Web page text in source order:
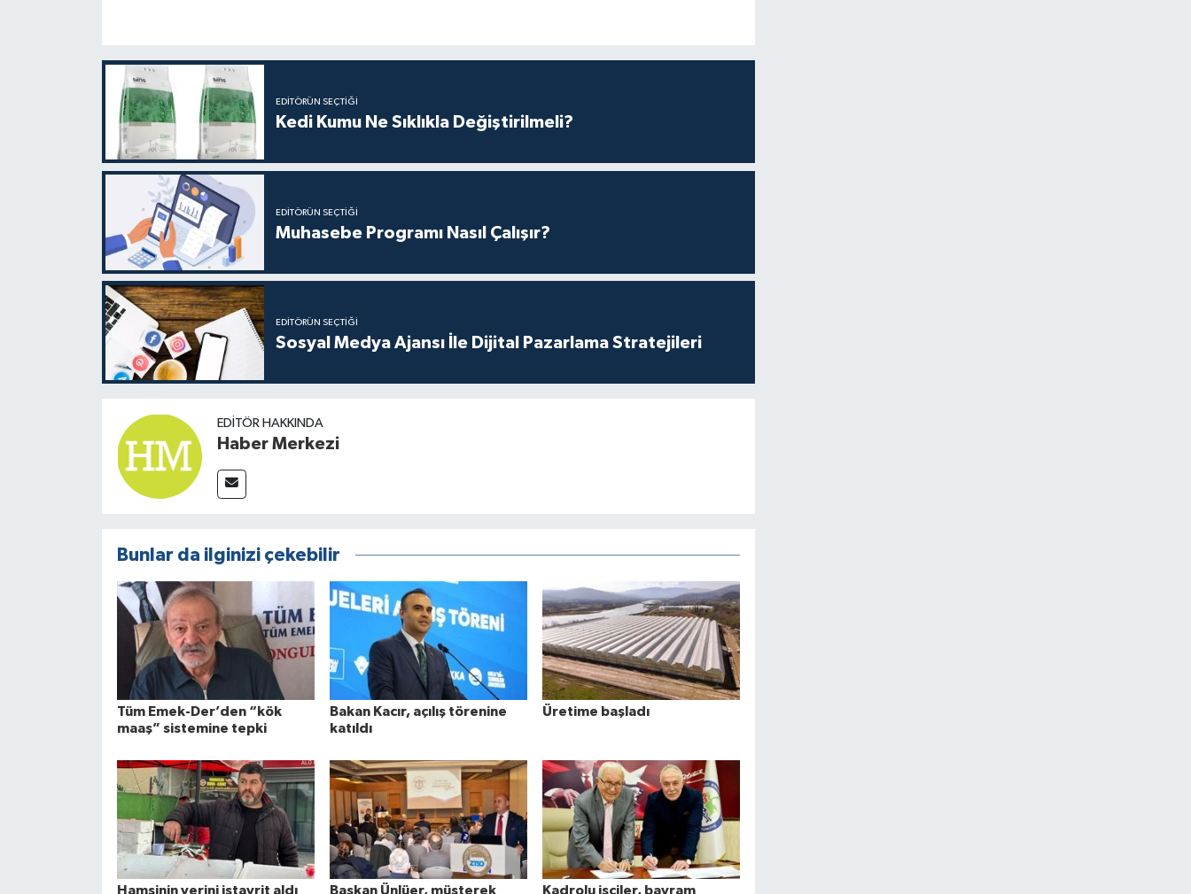
EDITÖRÜN SEÇTIĞI
Kedi Kumu Ne Sıklıkla Değiştirilmeli?
EDITÖRÜN SEÇTIĞI
Muhasebe Programı Nasıl Çalışır?
EDITÖRÜN SEÇTIĞI
Sosyal Medya Ajansı İle Dijital Pazarlama Stratejileri
EDITÖR HAKKINDA
Haber Merkezi
Bunlar da ilginizi çekebilir
Tüm Emek-Der’den “kök
maaş” sistemine tepki
Bakan Kacır, açılış törenine
katıldı
Üretime başladı
Hamsinin yerini istavrit aldı Başkan Ünlüer, müşterek Kadrolu işçiler, bayram